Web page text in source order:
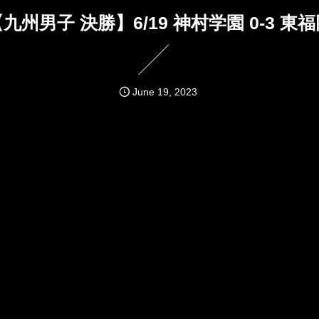
州男子 決勝】6/19 神村学園 0-3 東
June 19, 2023